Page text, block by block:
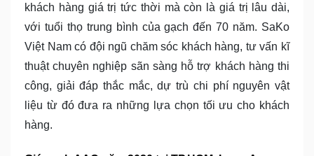
khách hàng giá trị tức thời mà còn là giá trị lâu dài,
với tuổi thọ trung bình của gạch đến 70 năm. SaKo
Việt Nam có đội ngũ chăm sóc khách hàng, tư vấn kĩ
thuật chuyên nghiệp sãn sàng hỗ trợ khách hàng thi
công, giải đáp thắc mắc, dự trù chi phí nguyên vật
liệu từ đó đưa ra những lựa chọn tối ưu cho khách
hàng.